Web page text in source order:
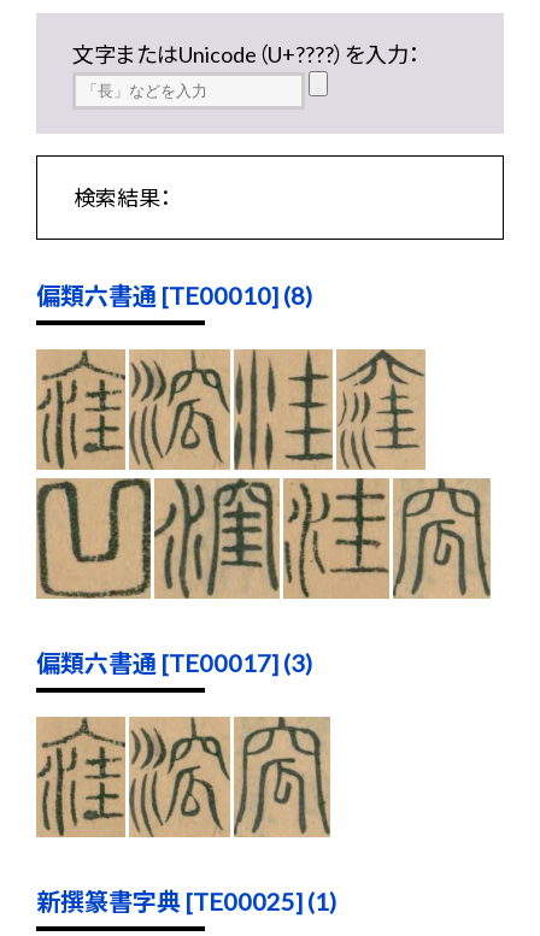
文字またはUnicode（U+????）を入力：
検索結果：
偏類六書通 [TE00010] (8)
偏類六書通 [TE00017] (3)
新撰篆書字典 [TE00025] (1)